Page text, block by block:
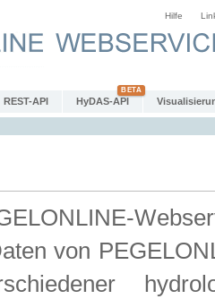
Hilfe
REST-API HyDAS-API
von